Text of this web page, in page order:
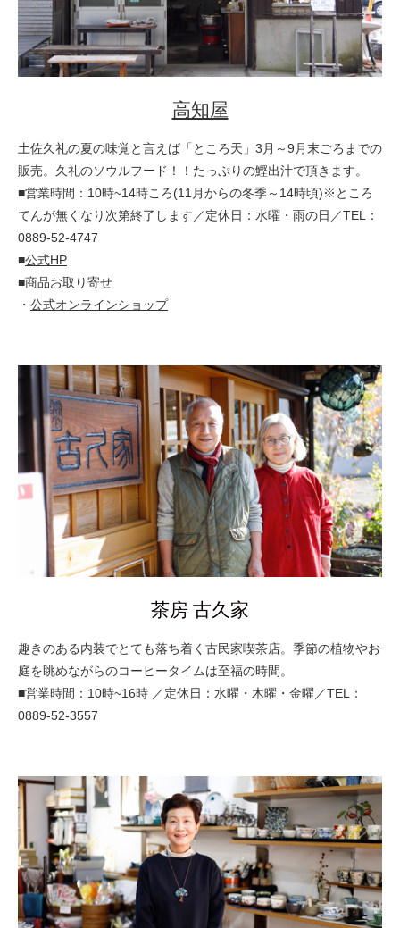
高知屋
土佐久礼の夏の味覚と言えば「ところ天」3月～9月末ごろまでの
販売。久礼のソウルフード！！たっぷりの鰹出汁で頂きます。
■営業時間：10時~14時ころ(11月からの冬季～14時頃)※ところ
てんが無くなり次第終了します／定休日：水曜・雨の日／TEL：
0889-52-4747
■公式HP
■商品お取り寄せ
・ 公式オンラインショップ
茶房 古久家
趣きのある内装でとても落ち着く古民家喫茶店。季節の植物やお
庭を眺めながらのコーヒータイムは至福の時間。
■営業時間：10時~16時 ／定休日：水曜・木曜・金曜／TEL：
0889-52-3557